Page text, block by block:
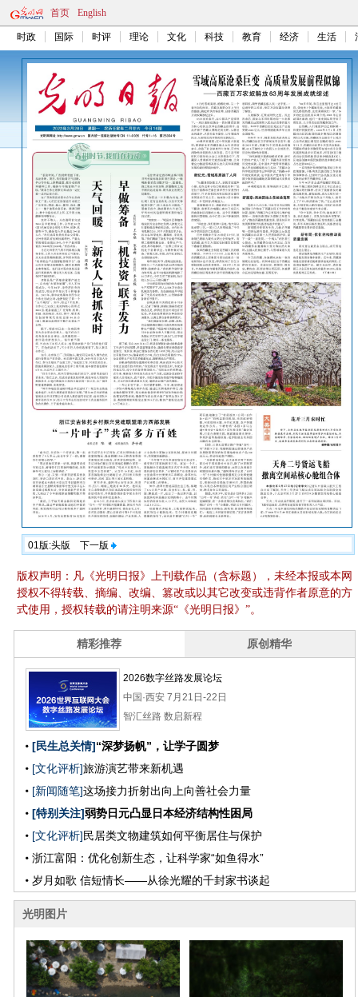
首页 English
时政 国际 时评 理论 文化 科技 教育 经济 生活
01版:头版 下一版
版权声明：凡《光明日报》上刊载作品（含标题），未经本报或本网
授权不得转载、摘编、改编、篡改或以其它改变或违背作者原意的方
式使用，授权转载的请注明来源“《光明日报》”。